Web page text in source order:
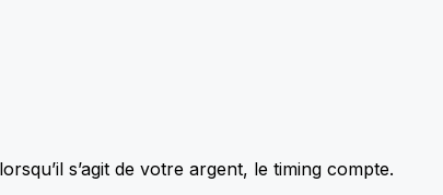
s’agit de votre argent, le timing compte.